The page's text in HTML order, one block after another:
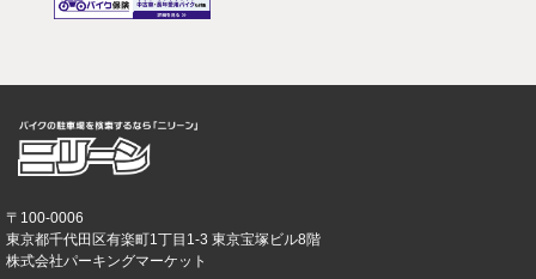
〒100-0006
東京都千代田区有楽町1丁目1-3 東京宝塚ビル8階
株式会社パーキングマーケット